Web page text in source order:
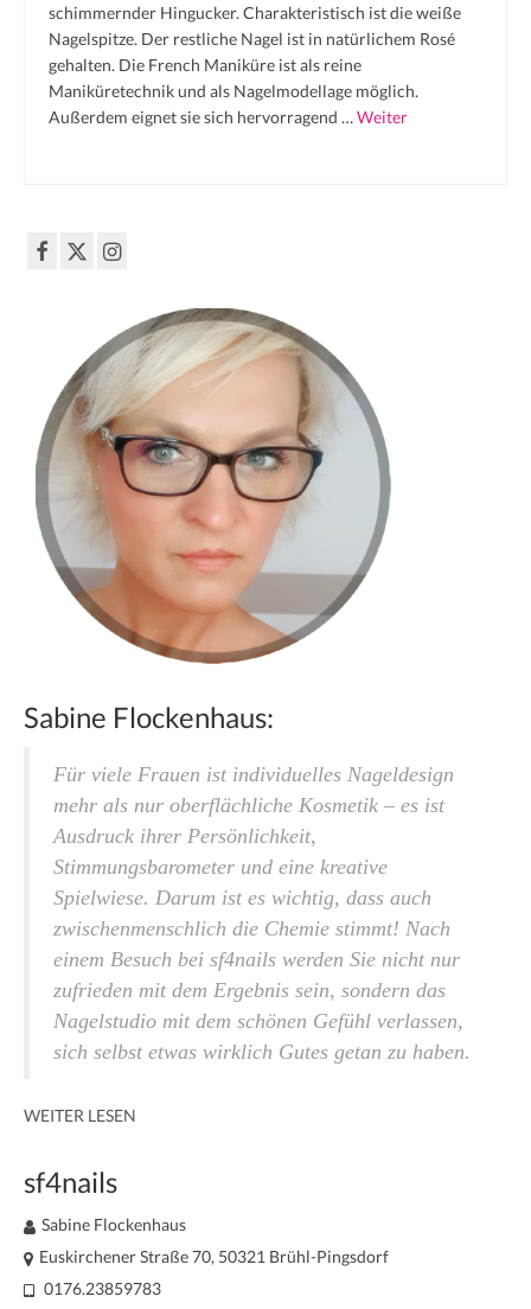
schimmernder Hingucker. Charakteristisch ist die weiße
Nagelspitze. Der restliche Nagel ist in natürlichem Rosé
gehalten. Die French Maniküre ist als reine
Maniküretechnik und als Nagelmodellage möglich.
Außerdem eignet sie sich hervorragend …Weiter
Sabine Flockenhaus:
Für viele Frauen ist individuelles Nageldesign
mehr als nur oberflächliche Kosmetik – es ist
Ausdruck ihrer Persönlichkeit,
Stimmungsbarometer und eine kreative
Spielwiese. Darum ist es wichtig, dass auch
zwischen­menschlich die Chemie stimmt! Nach
einem Besuch bei sf4nails werden Sie nicht nur
zufrieden mit dem Ergebnis sein, sondern das
Nagelstudio mit dem schönen Gefühl verlassen,
sich selbst etwas wirklich Gutes getan zu haben.
WEITER LESEN
sf4nails
Sabine Flockenhaus
Euskirchener Straße 70, 50321 Brühl-Pingsdorf
0176.23859783